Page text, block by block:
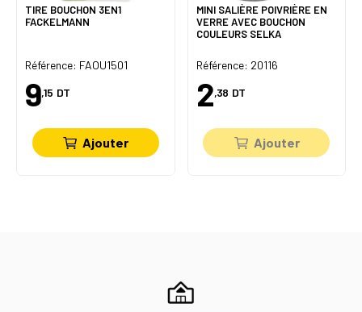
TIRE BOUCHON 3EN1
FACKELMANN
Référence: FAOU1501
9,15 DT
Ajouter
MINI SALIÈRE POIVRIÈRE EN
VERRE AVEC BOUCHON
COULEURS SELKA
Référence: 20116
2,38 DT
Ajouter